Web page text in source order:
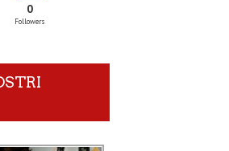
0
Followers